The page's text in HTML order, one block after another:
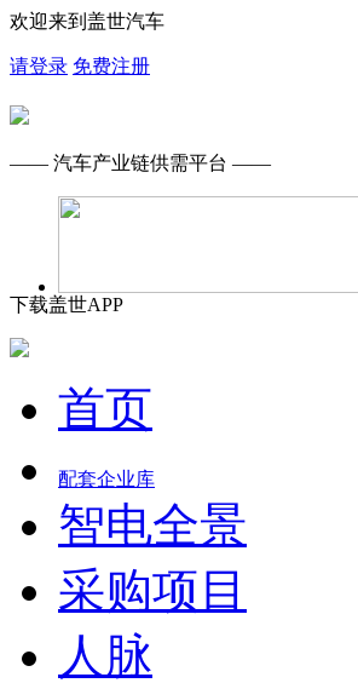
欢迎来到盖世汽车
请登录 免费注册
—— 汽车产业链供需平台 ——
下载盖世APP
首页
配套企业库
智电全景
采购项目
人脉